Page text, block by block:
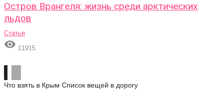
Остров Врангеля: жизнь среди арктических
льдов
Статья
 11915
Что взять в Крым Список вещей в дорогу